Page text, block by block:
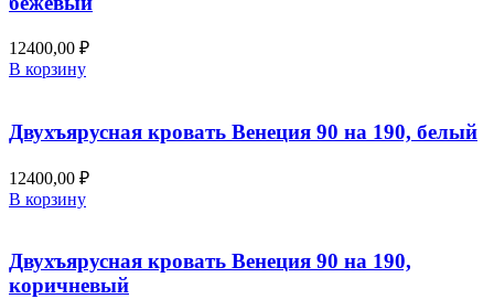
12400,00 ₽
В корзину
Двухъярусная кровать Венеция 90 на 190, белый
12400,00 ₽
В корзину
Двухъярусная кровать Венеция 90 на 190,
коричневый